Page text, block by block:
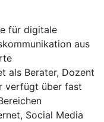
für digitale
aus
als Berater, Dozent
verfügt über fast
Social Media